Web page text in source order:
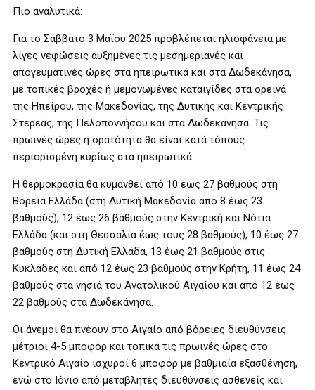
Πιο αναλυτικά:
Για το Σάββατο 3 Μαΐου 2025 προβλέπεται ηλιοφάνεια με
λίγες νεφώσεις αυξημένες τις μεσημεριανές και
απογευματινές ώρες στα ηπειρωτικά και στα Δωδεκάνησα,
με τοπικές βροχές ή μεμονωμένες καταιγίδες στα ορεινά
της Ηπείρου, της Μακεδονίας, της Δυτικής και Κεντρικής
Στερεάς, της Πελοποννήσου και στα Δωδεκάνησα. Τις
πρωινές ώρες η ορατότητα θα είναι κατά τόπους
περιορισμένη κυρίως στα ηπειρωτικά.
Η θερμοκρασία θα κυμανθεί από 10 έως 27 βαθμούς στη
Βόρεια Ελλάδα (στη Δυτική Μακεδονία από 8 έως 23
βαθμούς), 12 έως 26 βαθμούς στην Κεντρική και Νότια
Ελλάδα (και στη Θεσσαλία έως τους 28 βαθμούς), 10 έως 27
βαθμούς στη Δυτική Ελλάδα, 13 έως 21 βαθμούς στις
Κυκλάδες και από 12 έως 23 βαθμούς στην Κρήτη, 11 έως 24
βαθμούς στα νησιά του Ανατολικού Αιγαίου και από 12 έως
22 βαθμούς στα Δωδεκάνησα.
Οι άνεμοι θα πνέουν στο Αιγαίο από βόρειες διευθύνσεις
μέτριοι 4-5 μποφόρ και τοπικά τις πρωινές ώρες στο
Κεντρικό Αιγαίο ισχυροί 6 μποφόρ με βαθμιαία εξασθένηση,
ενώ στο Ιόνιο από μεταβλητές διευθύνσεις ασθενείς και